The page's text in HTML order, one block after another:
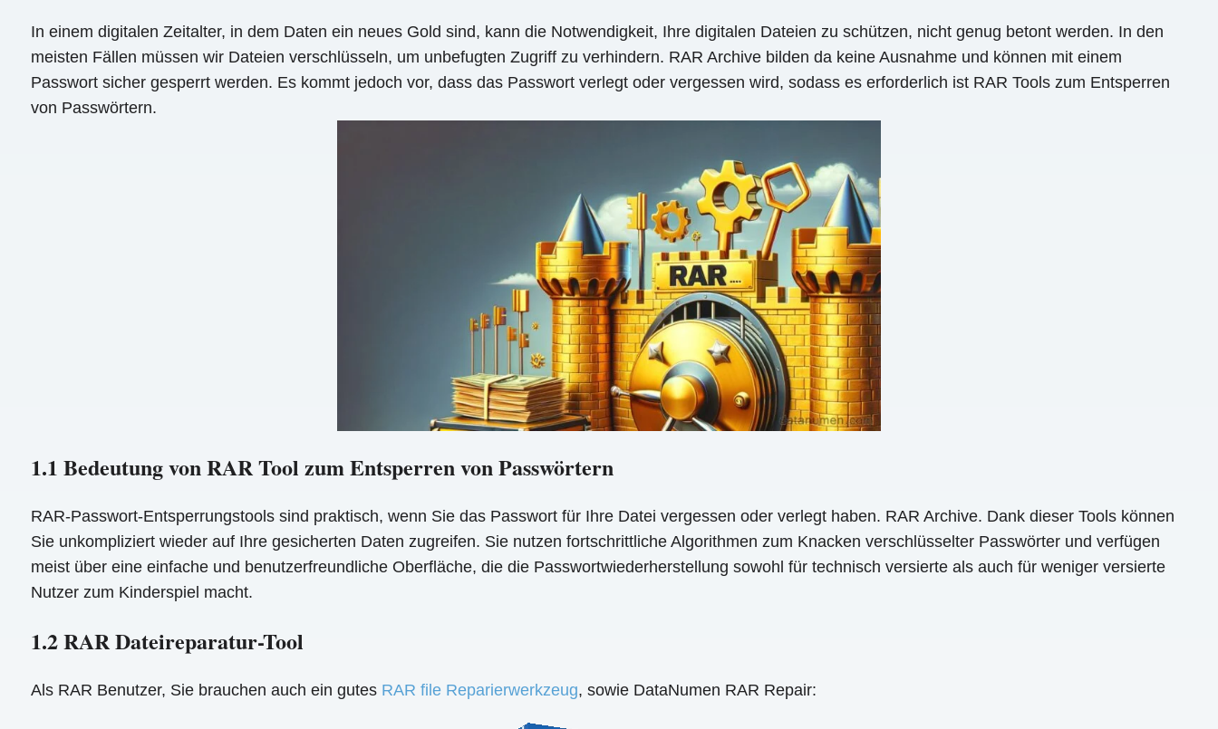
In einem digitalen Zeitalter, in dem Daten ein neues Gold sind, kann die Notwendigkeit, Ihre digitalen Dateien zu schützen, nicht genug betont werden. In den
meisten Fällen müssen wir Dateien verschlüsseln, um unbefugten Zugriff zu verhindern. RAR Archive bilden da keine Ausnahme und können mit einem
Passwort sicher gesperrt werden. Es kommt jedoch vor, dass das Passwort verlegt oder vergessen wird, sodass es erforderlich ist RAR Tools zum Entsperren
von Passwörtern.
1.1 Bedeutung von RAR Tool zum Entsperren von Passwörtern
RAR-Passwort-Entsperrungstools sind praktisch, wenn Sie das Passwort für Ihre Datei vergessen oder verlegt haben. RAR Archive. Dank dieser Tools können
Sie unkompliziert wieder auf Ihre gesicherten Daten zugreifen. Sie nutzen fortschrittliche Algorithmen zum Knacken verschlüsselter Passwörter und verfügen
meist über eine einfache und benutzerfreundliche Oberfläche, die die Passwortwiederherstellung sowohl für technisch versierte als auch für weniger versierte
Nutzer zum Kinderspiel macht.
1.2 RAR Dateireparatur-Tool
Als RAR Benutzer, Sie brauchen auch ein gutes RAR file Reparierwerkzeug, sowie DataNumen RAR Repair: